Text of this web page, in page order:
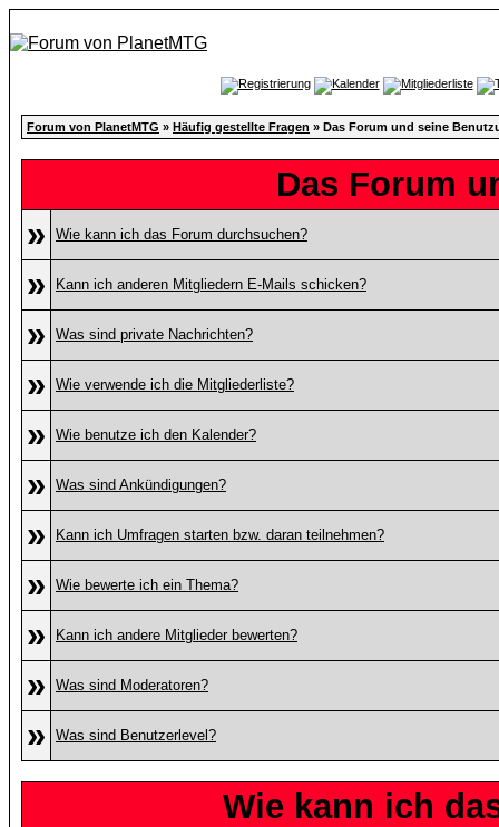
Forum von PlanetMTG » Häufig gestellte Fragen » Das Forum und seine
Das Forum
»
Wie kann ich das Forum durchsuchen?
» Kann ich anderen Mitgliedern E-Mails schicken?
» Was sind private Nachrichten?
» Wie verwende ich die Mitgliederliste?
» Wie benutze ich den Kalender?
» Was sind Ankündigungen?
» Kann ich Umfragen starten bzw. daran teilnehmen?
» Wie bewerte ich ein Thema?
» Kann ich andere Mitglieder bewerten?
» Was sind Moderatoren?
» Was sind Benutzerlevel?
Wie kann ich